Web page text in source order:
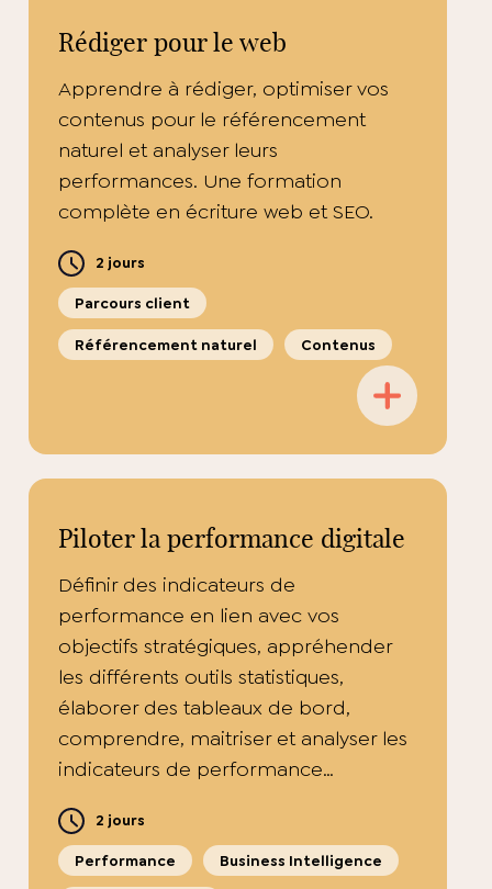
Rédiger pour le web
Apprendre à rédiger, optimiser vos
contenus pour le référencement
naturel et analyser leurs
performances. Une formation
complète en écriture web et SEO.
2 jours
Parcours client
Référencement naturel Contenus
Piloter la performance digitale
Définir des indicateurs de
performance en lien avec vos
objectifs stratégiques, appréhender
les différents outils statistiques,
élaborer des tableaux de bord,
comprendre, maitriser et analyser les
indicateurs de performance…
2 jours
Performance Business Intelligence